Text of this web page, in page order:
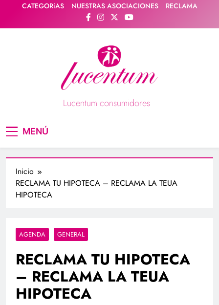
contenido
CATEGORíAS NUESTRAS ASOCIACIONES RECLAMA
Lucentum consumidores
MENÚ
Inicio
RECLAMA TU HIPOTECA – RECLAMA LA TEUA
HIPOTECA
AGENDA GENERAL
RECLAMA TU HIPOTECA
– RECLAMA LA TEUA
HIPOTECA